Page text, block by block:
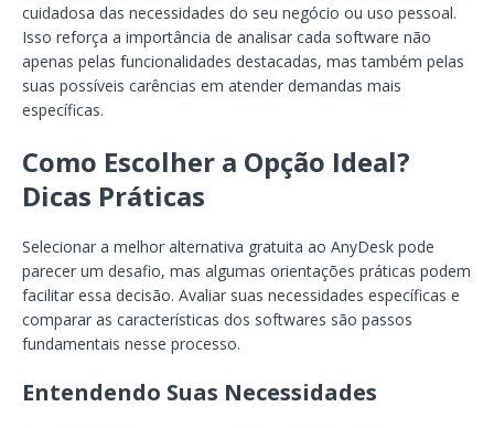
cuidadosa das necessidades do seu negócio ou uso pessoal.
Isso reforça a importância de analisar cada software não
apenas pelas funcionalidades destacadas, mas também pelas
suas possíveis carências em atender demandas mais
específicas.
Como Escolher a Opção Ideal?
Dicas Práticas
Selecionar a melhor alternativa gratuita ao AnyDesk pode
parecer um desafio, mas algumas orientações práticas podem
facilitar essa decisão. Avaliar suas necessidades específicas e
comparar as características dos softwares são passos
fundamentais nesse processo.
Entendendo Suas Necessidades